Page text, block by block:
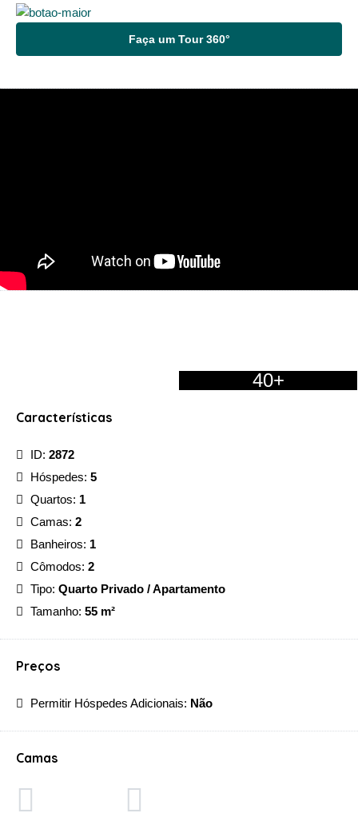
Faça um Tour 360°
40+
Características
ID: 2872
Hóspedes: 5
Quartos: 1
Camas: 2
Banheiros: 1
Cômodos: 2
Tipo: Quarto Privado / Apartamento
Tamanho: 55 m²
Preços
Permitir Hóspedes Adicionais: Não
Camas